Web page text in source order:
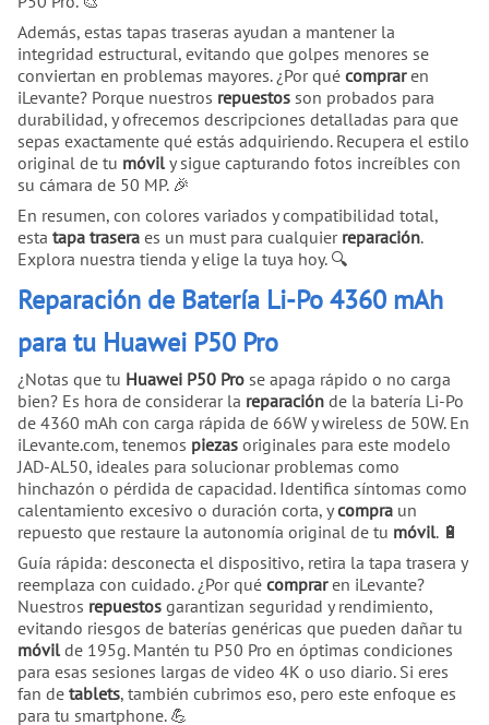
Además, estas tapas traseras ayudan a mantener la
integridad estructural, evitando que golpes menores se
conviertan en problemas mayores. ¿Por qué compraren
iLevante? Porque nuestros repuestos son probados para
durabilidad, y ofrecemos descripciones detalladas para que
sepas exactamente qué estás adquiriendo. Recupera el estilo
original de tu móvil y sigue capturando fotos increíbles con
su cámara de 50 MP. 🎉
En resumen, con colores variados y compatibilidad total,
esta tapa trasera es un must para cualquier reparación.
Explora nuestra tienda y elige la tuya hoy. 🔍
Reparación de Batería Li-Po 4360 mAh
para tu Huawei P50 Pro
¿Notas que tu Huawei P50 Pro se apaga rápido o no carga
bien? Es hora de considerar la reparación de la batería Li-Po
de 4360 mAh con carga rápida de 66W y wireless de 50W. En
iLevante.com, tenemos piezas originales para este modelo
JAD-AL50, ideales para solucionar problemas como
hinchazón o pérdida de capacidad. Identifica síntomas como
calentamiento excesivo o duración corta, ycompra un
repuesto que restaure la autonomía original de tu móvil. 🔋
Guía rápida: desconecta el dispositivo, retira la tapa trasera y
reemplaza con cuidado. ¿Por qué compraren iLevante?
Nuestros repuestos garantizan seguridad y rendimiento,
evitando riesgos de baterías genéricas que pueden dañar tu
móvil de 195g. Mantén tu P50 Pro en óptimas condiciones
para esas sesiones largas de video 4K o uso diario. Si eres
fan de tablets, también cubrimos eso, pero este enfoque es
para tu smartphone. 💪